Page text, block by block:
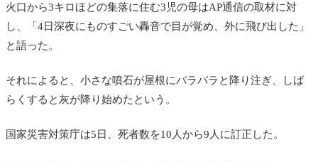
火口から3キロほどの集落に住む3児の母はAP通信の取材に対
し、「4日深夜にものすごい轟音で目が覚め、外に飛び出した」
と語った。
それによると、小さな噴石が屋根にバラバラと降り注ぎ、しば
らくすると灰が降り始めたという。
国家災害対策庁は5日、 死者数を10人から9人に訂正した。